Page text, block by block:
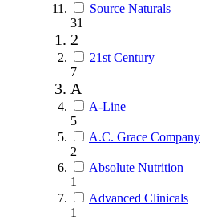
Source Naturals
31
2
21st Century
7
A
A-Line
5
A.C. Grace Company
2
Absolute Nutrition
1
Advanced Clinicals
1